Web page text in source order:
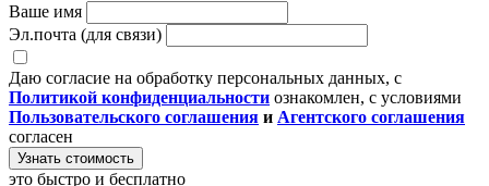
Ваше имя
Эл.почта (для связи)
Даю согласие на обработку персональных данных, с
Политикой конфиденциальности ознакомлен, с условиями
Пользовательского соглашения и Агентского соглашения
согласен
Узнать стоимость
это быстро и бесплатно